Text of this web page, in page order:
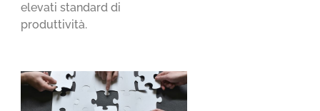
elevati standard di
produttività.